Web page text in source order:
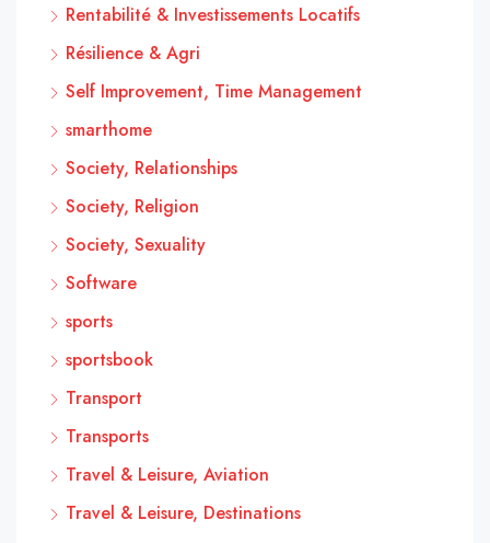
Rentabilité & Investissements Locatifs
Résilience & Agri
Self Improvement, Time Management
smarthome
Society, Relationships
Society, Religion
Society, Sexuality
Software
sports
sportsbook
Transport
Transports
Travel & Leisure, Aviation
Travel & Leisure, Destinations